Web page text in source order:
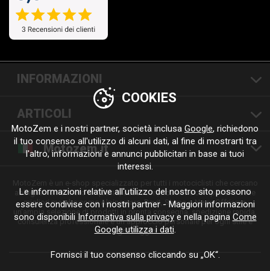
INFORMAZIONI
ARTICOLI
Motozem.it
abbigliamento moto di qualità, accessori, ricambi e componenti delle
migliori marche come Alpinestars, Revit, Shima o Nexx. Offriamo
un'ampia selezione di prodotti in pronta consegna, spedizione rapida,
consulenza professionale e un approccio personale per ogni stile e
ogni viaggio.
COOKIES
MotoZem e i nostri partner, società inclusa Google, richiedono
il tuo consenso all'utilizzo di alcuni dati, al fine di mostrarti tra
l'altro, informazioni e annunci pubblicitari in base ai tuoi
interessi.
Le informazioni relative all'utilizzo del nostro sito possono
essere condivise con i nostri partner - Maggiori informazioni
sono disponibili Informativa sulla privacye nella pagina Come
Google utilizza i dati.
Fornisci il tuo consenso cliccando su „OK“.